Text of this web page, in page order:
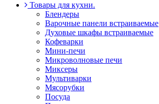
Товары для кухни.
Блендеры
Варочные панели встраиваемые
Духовые шкафы встраиваемые
Кофеварки
Мини-печи
Микроволновые печи
Миксеры
Мультиварки
Мясорубки
Посуда